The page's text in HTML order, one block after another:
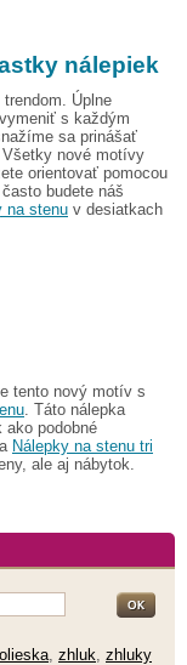
nálepiek
Úplne
s každým
sa prinášať
. Všetky nové motívy
orientovať pomocou
budete náš
na stenu v desiatkach
tento nový motív s
. Táto nálepka
ako podobné
a Nálepky na stenu tri
ale aj nábytok.
zhluk zhluky